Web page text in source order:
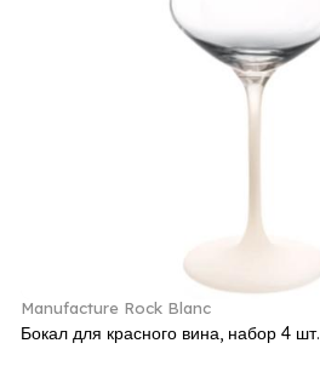
Manufacture Rock Blanc
Бокал для красного вина, набор 4 шт.